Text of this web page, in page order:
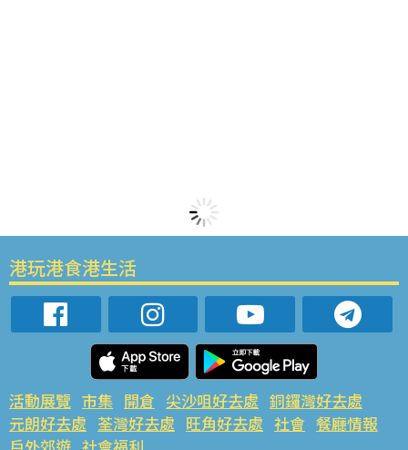
港玩港食港生活
活動展覽 市集 開倉 尖沙咀好去處 銅鑼灣好去處
元朗好去處 荃灣好去處 旺角好去處 社會 餐廳情報
戶外郊遊 社會福利